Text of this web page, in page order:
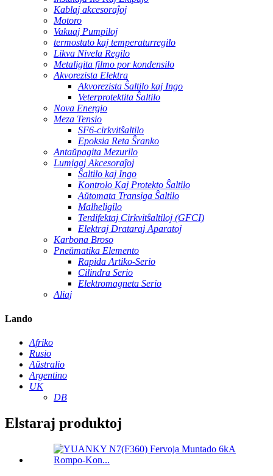
Kablaj akcesoraĵoj
Motoro
Vakuaj Pumpiloj
termostato kaj temperaturregilo
Likva Nivela Regilo
Metaligita filmo por kondensilo
Akvorezista Elektra
Akvorezista Ŝaltilo kaj Ingo
Veterprotektita Ŝaltilo
Nova Energio
Meza Tensio
SF6-cirkvitŝaltilo
Epoksia Reta Ŝranko
Antaŭpagita Mezurilo
Lumigaj Akcesoraĵoj
Ŝaltilo kaj Ingo
Kontrolo Kaj Protekto Ŝaltilo
Aŭtomata Transiga Ŝaltilo
Malheligilo
Terdifektaj Cirkvitŝaltiloj (GFCI)
Elektraj Drataraj Aparatoj
Karbona Broso
Pneŭmatika Elemento
Rapida Artiko-Serio
Cilindra Serio
Elektromagneta Serio
Aliaj
Lando
Afriko
Rusio
Aŭstralio
Argentino
UK
DB
Elstaraj produktoj